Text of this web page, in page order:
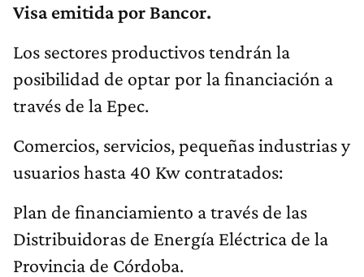
Visa emitida por Bancor.
Los sectores productivos tendrán la
posibilidad de optar por la financiación a
través de la Epec.
Comercios, servicios, pequeñas industrias y
usuarios hasta 40 Kw contratados:
Plan de financiamiento a través de las
Distribuidoras de Energía Eléctrica de la
Provincia de Córdoba.